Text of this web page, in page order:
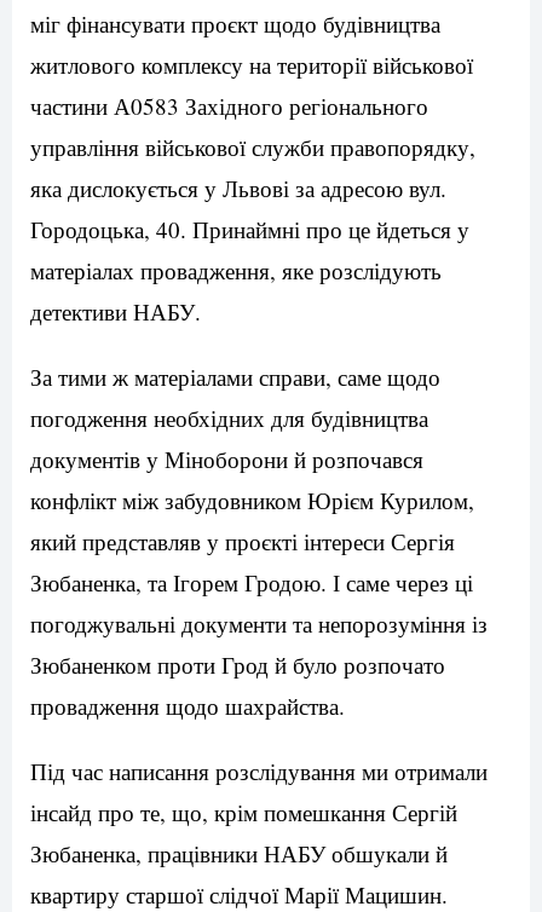
міг фінансувати проєкт щодо будівництва
житлового комплексу на території військової
частини А0583 Західного регіонального
управління військової служби правопорядку,
яка дислокується у Львові за адресою вул.
Городоцька, 40. Принаймні про це йдеться у
матеріалах провадження, яке розслідують
детективи НАБУ.
За тими ж матеріалами справи, саме щодо
погодження необхідних для будівництва
документів у Міноборони й розпочався
конфлікт між забудовником Юрієм Курилом,
який представляв у проєкті інтереси Сергія
Зюбаненка, та Ігорем Гродою. І саме через ці
погоджувальні документи та непорозуміння із
Зюбаненком проти Грод й було розпочато
провадження щодо шахрайства.
Під час написання розслідування ми отримали
інсайд про те, що, крім помешкання Сергій
Зюбаненка, працівники НАБУ обшукали й
квартиру старшої слідчої Марії Мацишин.